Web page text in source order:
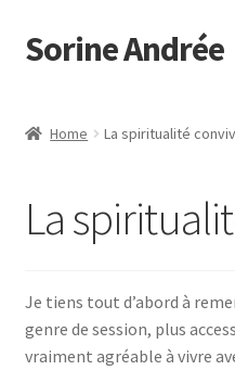
Aller
à
navigation
Aller
au
Sorine Andrée
Panier
Témoignages
Home La spiritualité
La
Je tiens tout d’abord à
genre de session, plus
vraiment agréable à vivre